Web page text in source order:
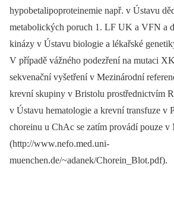
hypobetalipoproteinemie např. v Ústavu
metabolických poruch 1. LF UK a VFN a
kinázy v Ústavu biologie a lékařské
V případě vážného podezření na mutaci
sekvenační vyšetření v Mezinárodní
krevní skupiny v Bristolu prostřednictvím
v Ústavu hematologie a krevní transfuze v
choreinu u ChAc se zatím provádí pouze v
(http://www.nefo.med.uni-
muenchen.de/~adanek/Chorein_Blot.pdf).